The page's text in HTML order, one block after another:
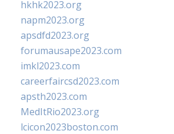
hkhk2023.org
napm2023.org
apsdfd2023.org
forumausape2023.com
imkl2023.com
careerfaircsd2023.com
apsth2023.com
MedItRio2023.org
lcicon2023boston.com